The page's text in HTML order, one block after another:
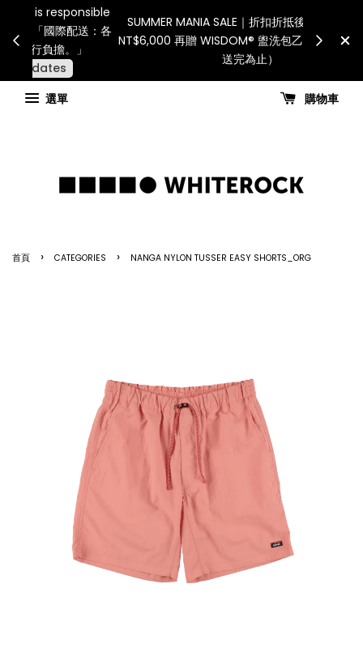
連假期間宅配服務將暫停配送。 如遇假日、天災或其
他不可抗力因素，出貨安排可能調整，敬請見諒
查看國內宅配最新公告
for all
國進
選單
購物車
首頁 › CATEGORIES › NANGA NYLON TUSSER EASY SHORTS_ORG